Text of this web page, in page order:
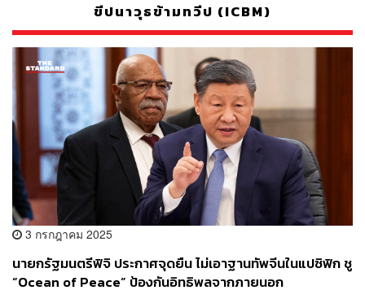
ขีปนาวุธข้ามทวีป (ICBM)
3 กรกฎาคม 2025
นายกรัฐมนตรีฟิจิ ประกาศจุดยืน ไม่เอาฐานทัพจีนในแปซิฟิก ชู
“Ocean of Peace” ป้องกันอิทธิพลจากภายนอก